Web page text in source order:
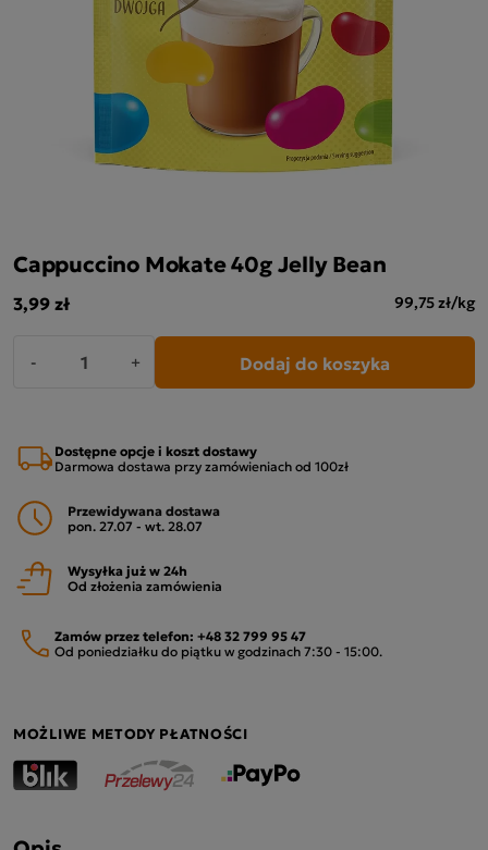
Cappuccino Mokate 40g Jelly Bean
3,99 zł 99,75 zł/kg
- + Dodaj do koszyka
Dostępne opcje i koszt dostawy
Darmowa dostawa przy zamówieniach od 100zł
Przewidywana dostawa
pon. 27.07 - wt. 28.07
Wysyłka już w 24h
Od złożenia zamówienia
Zamów przez telefon: +48 32 799 95 47
Od poniedziałku do piątku w godzinach 7:30 - 15:00.
MOŻLIWE METODY PŁATNOŚCI